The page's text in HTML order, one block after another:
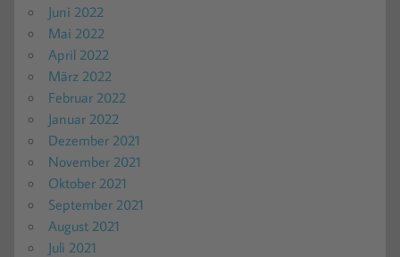
Juni 2022
Mai 2022
April 2022
März 2022
Februar 2022
Januar 2022
Dezember 2021
November 2021
Oktober 2021
September 2021
August 2021
Juli 2021